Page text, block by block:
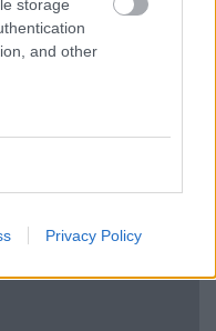
storage
and other
Privacy Policy
amelyek a